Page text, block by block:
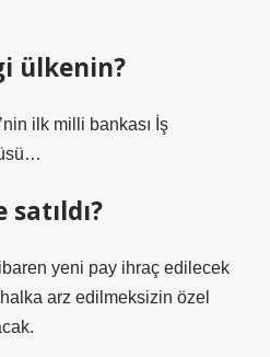
ülkenin?
ilk milli bankası İş
yeni pay ihraç edilecek
arz edilmeksizin özel